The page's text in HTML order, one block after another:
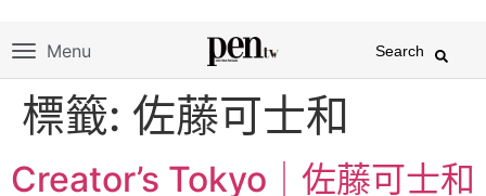
Menu Search
標籤: 佐藤可士和
Creator’s Tokyo｜佐藤可士和